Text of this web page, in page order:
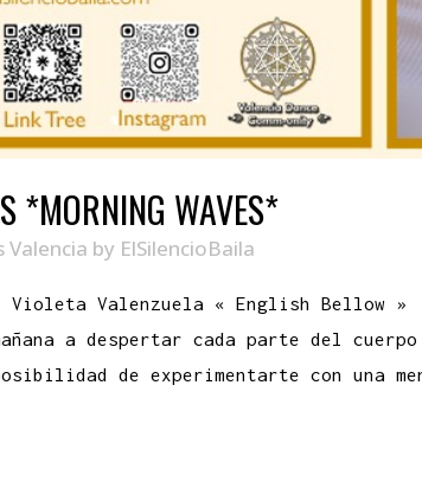
*MORNING WAVES*
Valencia by ElSilencioBaila
Violeta Valenzuela « English Bellow
a despertar cada parte del
de experimentarte con una